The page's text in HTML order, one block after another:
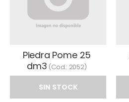
Piedra Pome 25
dm3 (Cod.: 2052)
SIN STOCK